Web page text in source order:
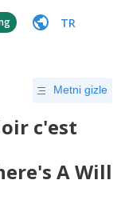
TR
Metni gizle
c'est
A Will